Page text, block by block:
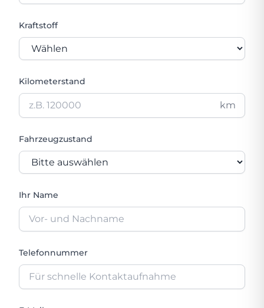
Kraftstoff
Kilometerstand
km
Fahrzeugzustand
Ihr Name
Telefonnummer